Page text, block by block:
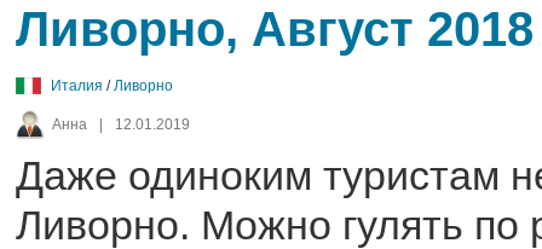
Ливорно, Август 2018
Италия /Ливорно
Анна 12.01.2019
Даже одиноким туристам
Ливорно. Можно гулять по